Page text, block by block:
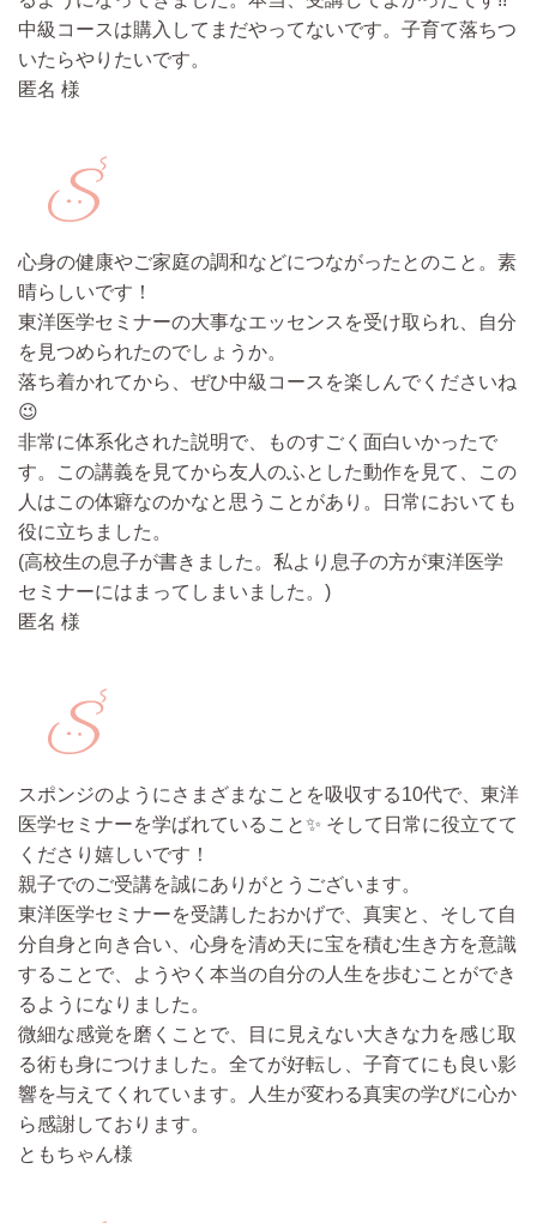
中級コースは購入してまだやってないです。子育て落ちつ
いたらやりたいです。
匿名 様
心身の健康やご家庭の調和などにつながったとのこと。素
晴らしいです！
東洋医学セミナーの大事なエッセンスを受け取られ、自分
を見つめられたのでしょうか。
落ち着かれてから、ぜひ中級コースを楽しんでくださいね
😉
非常に体系化された説明で、ものすごく面白いかったで
す。
この講義を見てから友人のふとした動作を見て、この
人はこの体癖なのかなと思うことがあり。
日常においても
役に立ちました。
(高校生の息子が書きました。私より息子の方が東洋医学
セミナーにはまってしまいました。)
匿名 様
スポンジのようにさまざまなことを吸収する10代で、東洋
医学セミナーを学ばれていること✨ そして日常に役立てて
くださり嬉しいです！
親子でのご受講を誠にありがとうございます。
東洋医学セミナーを受講したおかげで、真実と、そして自
分自身と向き合い、心身を清め天に宝を積む生き方を意識
することで、ようやく本当の自分の人生を歩むことができ
るようになりました。
微細な感覚を磨くことで、目に見えない大きな力を感じ取
る術も身につけました。全てが好転し、子育てにも良い影
響を与えてくれています。人生が変わる真実の学びに心か
ら感謝しております。
ともちゃん様